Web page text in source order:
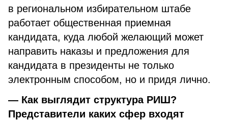
в региональном избирательном штабе
работает общественная приемная
кандидата, куда любой желающий может
направить наказы и предложения для
кандидата в президенты не только
электронным способом, но и придя лично.
— Как выглядит структура РИШ?
Представители каких сфер входят